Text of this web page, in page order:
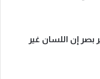
بصر إن اللسان غير